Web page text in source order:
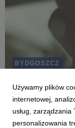
BYDGOSZCZ
krótki
26 kwietnia 2018
Ostatni tydzień
Światowy Dzień
Używamy plików
internetowej,
usług,
personalizowania